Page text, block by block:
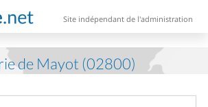
Site indépendant de l'administration
de Mayot (02800)